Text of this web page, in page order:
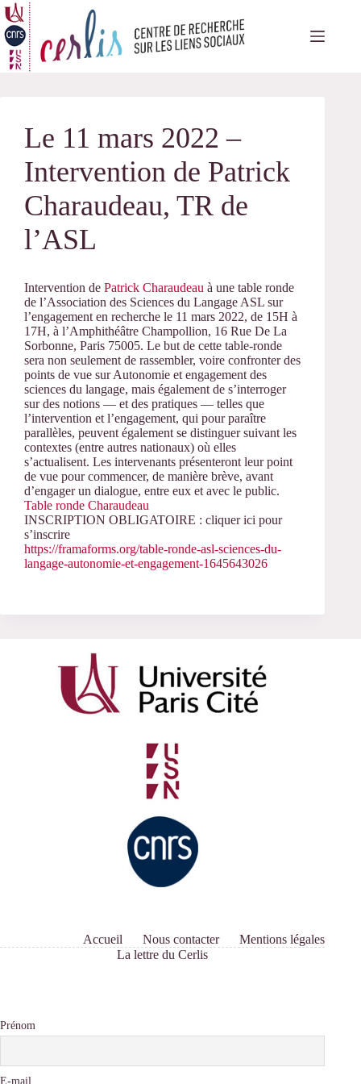
Passer
au
contenu
Le 11 mars 2022 –
Intervention de Patrick
Charaudeau, TR de
l’ASL
Intervention de Patrick Charaudeau à une table ronde
de l’Association des Sciences du Langage ASL sur
l’engagement en recherche le 11 mars 2022, de 15H à
17H, à l’Amphithéâtre Champollion, 16 Rue De La
Sorbonne, Paris 75005. Le but de cette table-ronde
sera non seulement de rassembler, voire confronter des
points de vue sur Autonomie et engagement des
sciences du langage, mais également de s’interroger
sur des notions — et des pratiques — telles que
l’intervention et l’engagement, qui pour paraître
parallèles, peuvent également se distinguer suivant les
contextes (entre autres nationaux) où elles
s’actualisent. Les intervenants présenteront leur point
de vue pour commencer, de manière brève, avant
d’engager un dialogue, entre eux et avec le public.
Table ronde Charaudeau
INSCRIPTION OBLIGATOIRE : cliquer ici pour
s’inscrire
https://framaforms.org/table-ronde-asl-sciences-du-
langage-autonomie-et-engagement-1645643026
Accueil Nous contacter
Mentions légales
La lettre du Cerlis
Prénom
E-mail